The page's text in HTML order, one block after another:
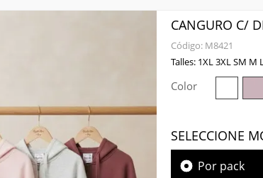
CANGURO C/
Código: M8421
Talles: 1XL 3XL SM M
Color
SELECCIONE
Por pack